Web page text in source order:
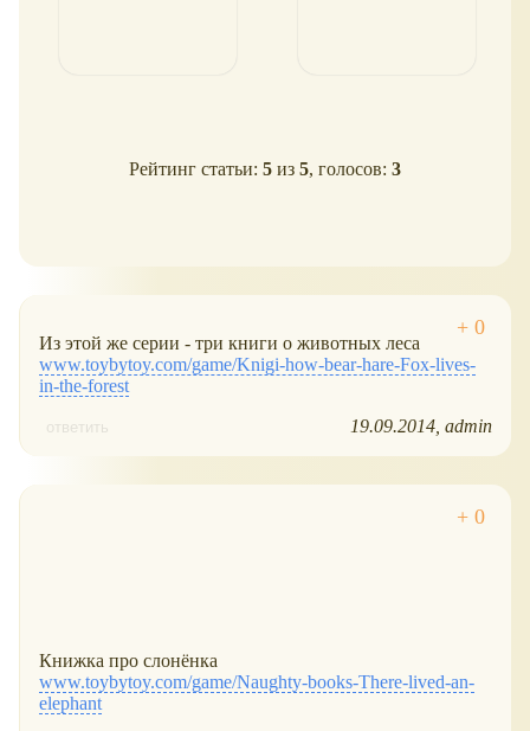
Рейтинг статьи: 5 из 5, голосов: 3
Из этой же серии - три книги о животных леса
www.toybytoy.com/game/Knigi-how-bear-hare-Fox-lives-
in-the-forest
ответить 19.09.2014 admin
Книжка про слонёнка
www.toybytoy.com/game/Naughty-books-There-lived-an-
elephant